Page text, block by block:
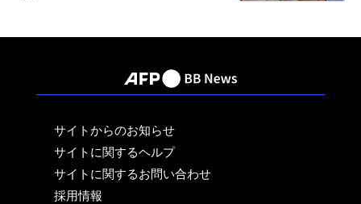
サイトからのお知らせ
サイトに関するヘルプ
サイトに関するお問い合わせ
採用情報